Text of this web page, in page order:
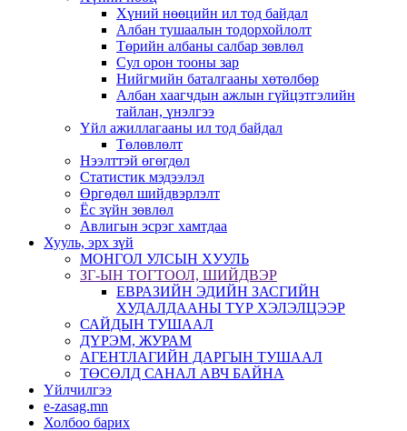
Хүний нөөцийн ил тод байдал
Албан тушаалын тодорхойлолт
Төрийн албаны салбар зөвлөл
Сул орон тооны зар
Нийгмийн баталгааны хөтөлбөр
Албан хаагчдын ажлын гүйцэтгэлийн
тайлан, үнэлгээ
Үйл ажиллагааны ил тод байдал
Төлөвлөлт
Нээлттэй өгөгдөл
Статистик мэдээлэл
Өргөдөл шийдвэрлэлт
Ёс зүйн зөвлөл
Авлигын эсрэг хамтдаа
Хууль, эрх зүй
МОНГОЛ УЛСЫН ХУУЛЬ
ЗГ-ЫН ТОГТООЛ, ШИЙДВЭР
ЕВРАЗИЙН ЭДИЙН ЗАСГИЙН
ХУДАЛДААНЫ ТҮР ХЭЛЭЛЦЭЭР
САЙДЫН ТУШААЛ
ДҮРЭМ, ЖУРАМ
АГЕНТЛАГИЙН ДАРГЫН ТУШААЛ
ТӨСӨЛД САНАЛ АВЧ БАЙНА
Үйлчилгээ
e-zasag.mn
Холбоо барих